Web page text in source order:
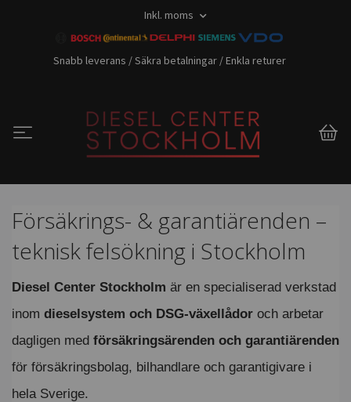
Inkl. moms
Snabb leverans / Säkra betalningar / Enkla returer
Försäkrings- & garantiärenden –
teknisk felsökning i Stockholm
Diesel Center Stockholm är en specialiserad verkstad
inom dieselsystem och DSG-växellådor och arbetar
dagligen med försäkringsärenden och garantiärenden
för försäkringsbolag, bilhandlare och garantigivare i
hela Sverige.